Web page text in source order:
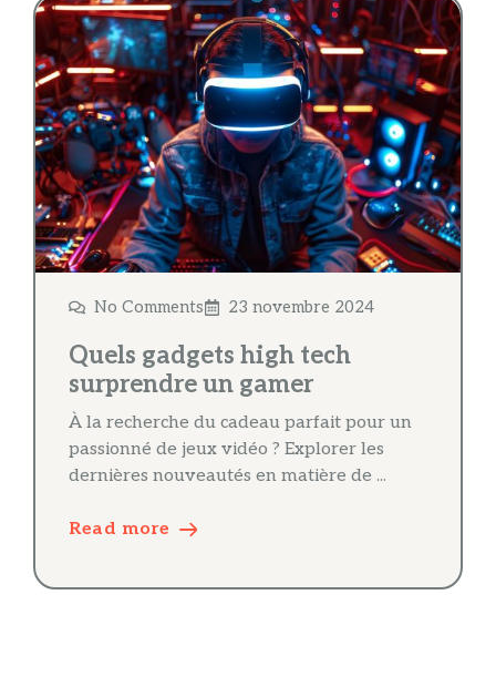
No Comments 23 novembre 2024
Quels gadgets high tech
surprendre un gamer
À la recherche du cadeau parfait pour un
passionné de jeux vidéo ? Explorer les
dernières nouveautés en matière de ...
Read more